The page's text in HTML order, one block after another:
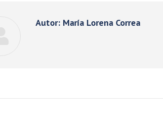
Autor: María Lorena Correa